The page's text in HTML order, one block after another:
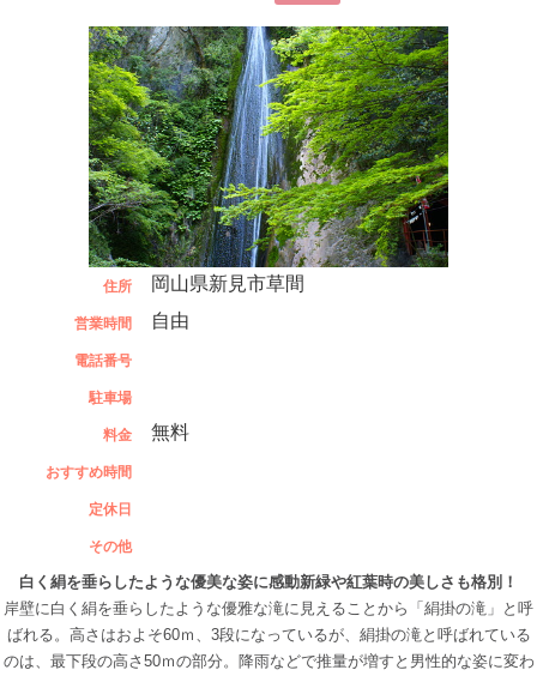
住所 岡山県新見市草間
営業時間 自由
電話番号
駐車場
料金 無料
おすすめ時間
定休日
その他
白く絹を垂らしたような優美な姿に感動新緑や紅葉時の美しさも格別！
岸壁に白く絹を垂らしたような優雅な滝に見えることから「絹掛の滝」と呼
ばれる。高さはおよそ60ｍ、3段になっているが、絹掛の滝と呼ばれている
のは、最下段の高さ50ｍの部分。降雨などで推量が増すと男性的な姿に変わ